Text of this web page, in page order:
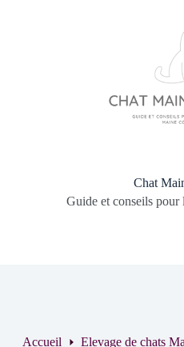
Chat
Guide et conseils pour
Accueil
Elevage de chats